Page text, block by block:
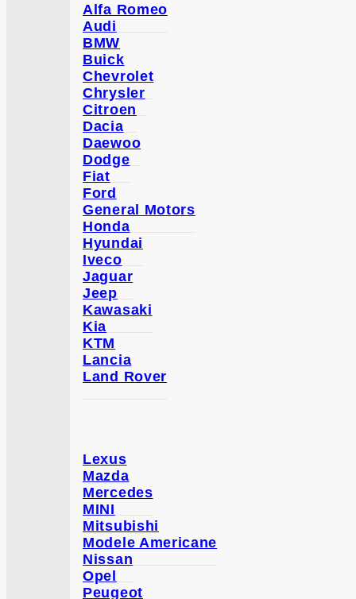
Alfa Romeo
Audi
BMW
Buick
Chevrolet
Chrysler
Citroen
Dacia
Daewoo
Dodge
Fiat
Ford
General Motors
Honda
Hyundai
Iveco
Jaguar
Jeep
Kawasaki
Kia
KTM
Lancia
Land Rover
Lexus
Mazda
Mercedes
MINI
Mitsubishi
Modele Americane
Nissan
Opel
Peugeot